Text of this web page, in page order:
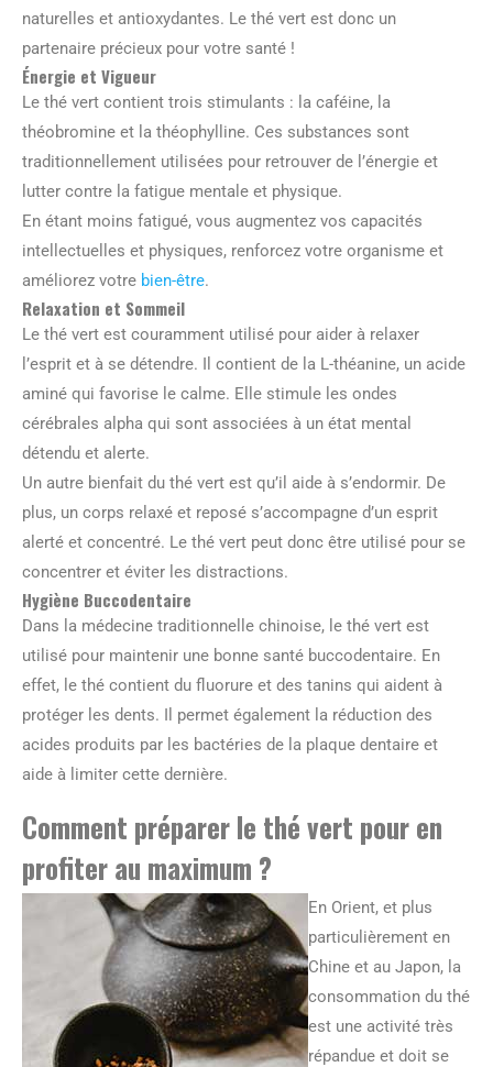
naturelles et antioxydantes. Le thé vert est donc un
partenaire précieux pour votre santé !
Énergie et Vigueur
Le thé vert contient trois stimulants : la caféine, la
théobromine et la théophylline. Ces substances sont
traditionnellement utilisées pour retrouver de l’énergie et
lutter contre la fatigue mentale et physique.
En étant moins fatigué, vous augmentez vos capacités
intellectuelles et physiques, renforcez votre organisme et
améliorez votre bien-être.
Relaxation et Sommeil
Le thé vert est couramment utilisé pour aider à relaxer
l’esprit et à se détendre. Il contient de la L-théanine, un acide
aminé qui favorise le calme. Elle stimule les ondes
cérébrales alpha qui sont associées à un état mental
détendu et alerte.
Un autre bienfait du thé vert est qu’il aide à s’endormir. De
plus, un corps relaxé et reposé s’accompagne d’un esprit
alerté et concentré. Le thé vert peut donc être utilisé pour se
concentrer et éviter les distractions.
Hygiène Buccodentaire
Dans la médecine traditionnelle chinoise, le thé vert est
utilisé pour maintenir une bonne santé buccodentaire. En
effet, le thé contient du fluorure et des tanins qui aident à
protéger les dents. Il permet également la réduction des
acides produits par les bactéries de la plaque dentaire et
aide à limiter cette dernière.
Comment préparer le thé vert pour en
profiter au maximum ?
En Orient, et plus
particulièrement en
Chine et au Japon, la
consommation du thé
est une activité très
répandue et doit se